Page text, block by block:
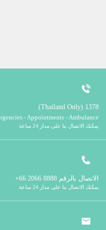
1378 (Thailand Only)
- Appointments - Ambulance
يمكنك الاتصال بنا على مدار 24 ساعة
الاتصال بالرقم
يمكنك الاتصال بنا على مدار 24 ساعة